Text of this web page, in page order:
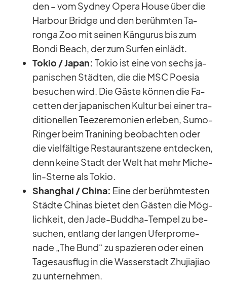
den – vom Syd­ney Opera House über die
Har­bour Bridge und den be­rühm­ten Ta­
ronga Zoo mit sei­nen Kän­gu­rus bis zum
Bondi Beach, der zum Sur­fen ein­lädt.
To­kio /​ Ja­pan: To­kio ist eine von sechs ja­
pa­ni­schen Städ­ten, die die MSC Poe­sia
be­su­chen wird. Die Gäste kön­nen die Fa­
cet­ten der ja­pa­ni­schen Kul­tur bei ei­ner tra­
di­tio­nel­len Tee­ze­re­mo­nien er­le­ben, Sumo-
Rin­ger beim Tra­ni­ning be­ob­ach­ten oder
die viel­fäl­tige Re­stau­rant­szene ent­de­cken,
denn keine Stadt der Welt hat mehr Mi­che­
lin-Sterne als To­kio.
Shang­hai /​ China: Eine der be­rühm­tes­ten
Städte Chi­nas bie­tet den Gäs­ten die Mög­
lich­keit, den Jade-Bud­dha-Tem­pel zu be­
su­chen, ent­lang der lan­gen Ufer­pro­me­
nade „The Bund“ zu spa­zie­ren oder ei­nen
Ta­ges­aus­flug in die Was­ser­stadt Zhu­ji­a­jiao
zu un­ter­neh­men.